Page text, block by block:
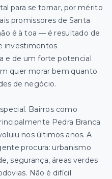
para se tornar, por mérito
promissores de Santa
é à toa — é resultado de
investimentos
e de um forte potencial
quer morar bem quanto
de negócio.
Bairros como
Pedra Branca
nos últimos anos. A
procura: urbanismo
segurança, áreas verdes
Não é difícil